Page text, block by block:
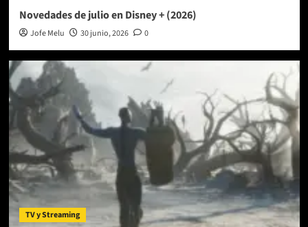
Novedades de julio en Disney + (2026)
Jofe Melu 30 junio, 2026 0
TV y Streaming